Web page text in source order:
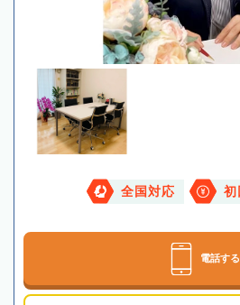
全国対応 初
電話する